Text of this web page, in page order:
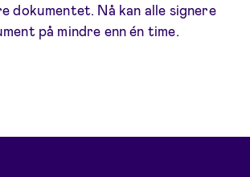
dokumentet. Nå kan alle signere
på mindre enn én time.